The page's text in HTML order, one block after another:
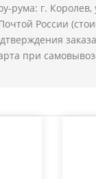
рума: г.
России
при